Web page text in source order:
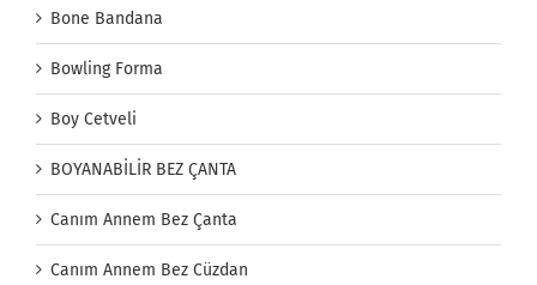
Bone Bandana
Bowling Forma
Boy Cetveli
BOYANABİLİR BEZ ÇANTA
Canım Annem Bez Çanta
Canım Annem Bez Cüzdan